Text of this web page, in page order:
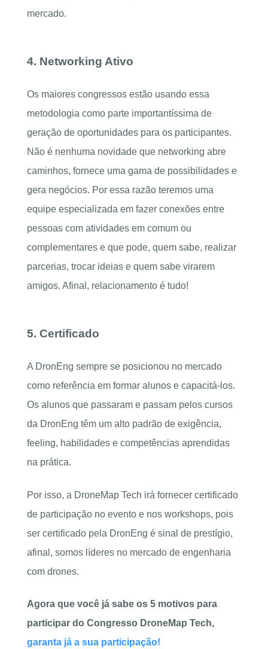
mercado.
4. Networking Ativo
Os maiores congressos estão usando essa
metodologia como parte importantíssima de
geração de oportunidades para os participantes.
Não é nenhuma novidade que networking abre
caminhos, fornece uma gama de possibilidades e
gera negócios. Por essa razão teremos uma
equipe especializada em fazer conexões entre
pessoas com atividades em comum ou
complementares e que pode, quem sabe, realizar
parcerias, trocar ideias e quem sabe virarem
amigos. Afinal, relacionamento é tudo!
5. Certificado
A DronEng sempre se posicionou no mercado
como referência em formar alunos e capacitá-los.
Os alunos que passaram e passam pelos cursos
da DronEng têm um alto padrão de exigência,
feeling, habilidades e competências aprendidas
na prática.
Por isso, a DroneMap Tech irá fornecer certificado
de participação no evento e nos workshops, pois
ser certificado pela DronEng é sinal de prestígio,
afinal, somos líderes no mercado de engenharia
com drones.
Agora que você já sabe os 5 motivos para
participar do Congresso DroneMap Tech,
garanta já a sua participação!